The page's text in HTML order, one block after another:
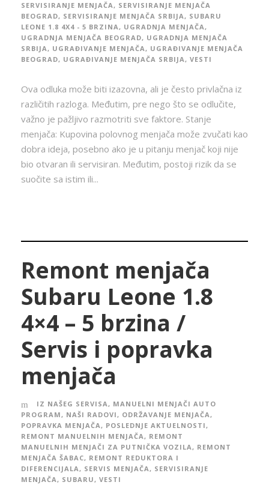
SERVISIRANJE MENJAČA, SERVISIRANJE MENJAČA
BEOGRAD, SERVISIRANJE MENJAČA SRBIJA, SUBARU
LEONE 1.8 4X4 - 5 BRZINA, UGRADNJA MENJAČA,
UGRADNJA MENJAČA BEOGRAD, UGRADNJA MENJAČA
SRBIJA, UGRAĐIVANJE MENJAČA, UGRAĐIVANJE MENJAČA
BEOGRAD, UGRAĐIVANJE MENJAČA SRBIJA, VESTI
Ova odluka može biti izazovna, ali je često privlačna iz
različitih razloga. Međutim, pre nego što se odlučite,
važno je pažljivo razmotriti sve faktore. Stanje
menjača: Kupovina polovnog menjača može zvučati kao
dobra ideja, posebno ako je u pitanju menjač koji nije
bio otvaran ili servisiran. Međutim, postoji rizik da se
suočite sa istim ili...
Remont menjača
Subaru Leone 1.8
4×4 – 5 brzina /
Servis i popravka
menjača
IZ NAŠEG SERVISA, MANUELNI MENJAČI AUTO
PROGRAM, NAŠI RADOVI, ODRŽAVANJE MENJAČA,
POPRAVKA MENJAČA, POSLEDNJE AKTUELNOSTI,
REMONT MANUELNIH MENJAČA, REMONT
MANUELNIH MENJAČI ZA PUTNIČKA VOZILA, REMONT
MENJAČA ŠABAC, REMONT REDUKTORA I
DIFERENCIJALA, SERVIS MENJAČA, SERVISIRANJE
MENJAČA, SUBARU, VESTI